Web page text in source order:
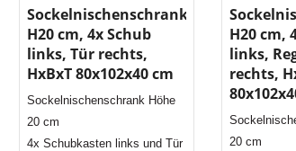
Sockelnischenschrank
H20 cm, 4x Schub
links, Tür rechts,
HxBxT 80x102x40 cm
Sockelnischenschrank Höhe
20 cm
4x Schubkasten links und Tür
H20 cm,
links,
rechts,
20 cm